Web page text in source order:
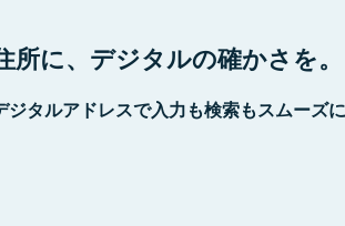
所に、デジタルの確かさを。
ジタルアドレスで入力も検索もスムーズ